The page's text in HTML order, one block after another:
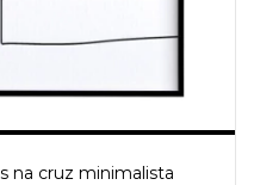
na cruz minimalista